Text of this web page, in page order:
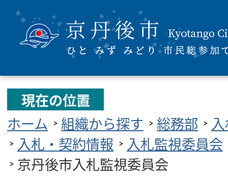
現在の位置
ホーム
組織から探す 総務部
入札・契約情報
入札監視委員会
京丹後市入札監視委員会